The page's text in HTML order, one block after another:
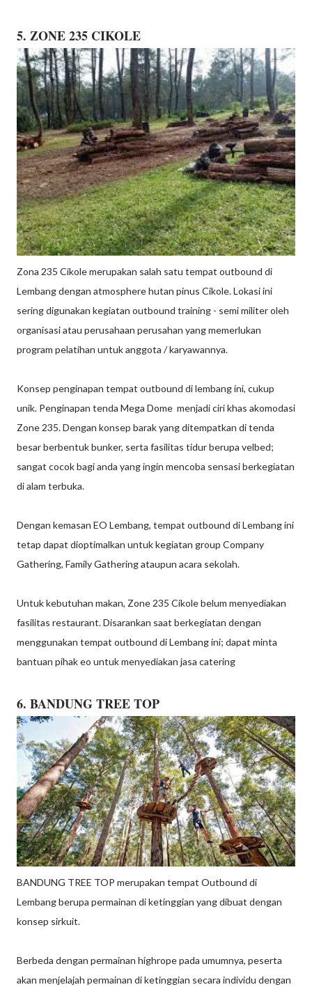
5. ZONE 235 CIKOLE
Zona 235 Cikole merupakan salah satu tempat outbound di
Lembang dengan atmosphere hutan pinus Cikole. Lokasi ini
sering digunakan kegiatan outbound training - semi militer oleh
organisasi atau perusahaan perusahan yang memerlukan
program pelatihan untuk anggota / karyawannya.
Konsep penginapan tempat outbound di lembang ini, cukup
unik. Penginapan tenda Mega Dome menjadi ciri khas akomodasi
Zone 235. Dengan konsep barak yang ditempatkan di tenda
besar berbentuk bunker, serta fasilitas tidur berupa velbed;
sangat cocok bagi anda yang ingin mencoba sensasi berkegiatan
di alam terbuka.
Dengan kemasan EO Lembang, tempat outbound di Lembang ini
tetap dapat dioptimalkan untuk kegiatan group Company
Gathering, Family Gathering ataupun acara sekolah.
Untuk kebutuhan makan, Zone 235 Cikole belum menyediakan
fasilitas restaurant. Disarankan saat berkegiatan dengan
menggunakan tempat outbound di Lembang ini; dapat minta
bantuan pihak eo untuk menyediakan jasa catering
6. BANDUNG TREE TOP
BANDUNG TREE TOP merupakan tempat Outbound di
Lembang berupa permainan di ketinggian yang dibuat dengan
konsep sirkuit.
Berbeda dengan permainan highrope pada umumnya, peserta
akan menjelajah permainan di ketinggian secara individu dengan